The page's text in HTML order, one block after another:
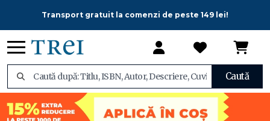
Transport gratuit la comenzi de peste 149 lei!
Caută